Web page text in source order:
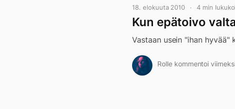
18. elokuuta 2010 4 min
Kun epätoivo
Vastaan usein "ihan hyvää"
Rolle kommentoi